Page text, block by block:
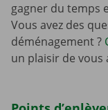
gagner du temps
Vous avez des
déménagement ?
un plaisir de vous